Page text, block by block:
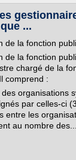
...
de la fonction
de la fonction
chargé de la
comprend :
organisations
par celles-ci
entre les
au nombre des...